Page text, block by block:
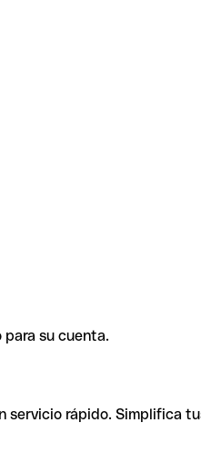
su cuenta.
servicio rápido. Simplifica